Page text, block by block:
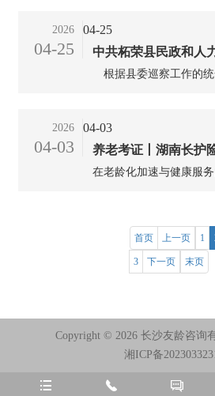
  
巡察，并于8月18日反馈
公开原则和巡察工作有
展情况予以通报。...
2026
04-25
04-25
中共柘荣县民政和人
组关于养老服务领域
根据县委巡察工作的统
项巡察，并于8月18日反
务公开原则和巡察工作
进展情况予以通报。...
2026
04-03
04-03
养老考证丨湖南长护
师，还有这个证书一
在老龄化加速与健康服
不同，健康照护师以更
的就业场景，成为医疗
领域从业者的“黄金跳板”
首页 上一页 1
3 下一页 末页
Copyright © 2026 长沙友龄咨询
湘ICP备